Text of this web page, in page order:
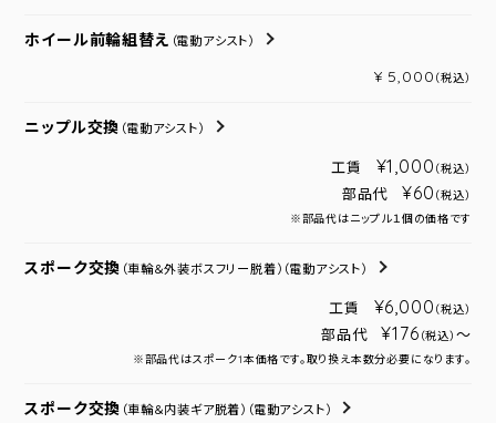
ホイール前輪組替え （電動アシスト）
¥ 5,000 （税込）
ニップル交換 （電動アシスト）
工賃 ¥1,000 （税込）
部品代 ¥60 （税込）
※部品代はニップル１個の価格です
スポーク交換 （車輪＆外装ボスフリー脱着） （電動アシスト）
工賃 ¥6,000 （税込）
部品代 ¥176 （税込） ～
※部品代はスポーク1本価格です。取り換え本数分必要になります。
スポーク交換 （車輪＆内装ギア脱着） （電動アシスト）